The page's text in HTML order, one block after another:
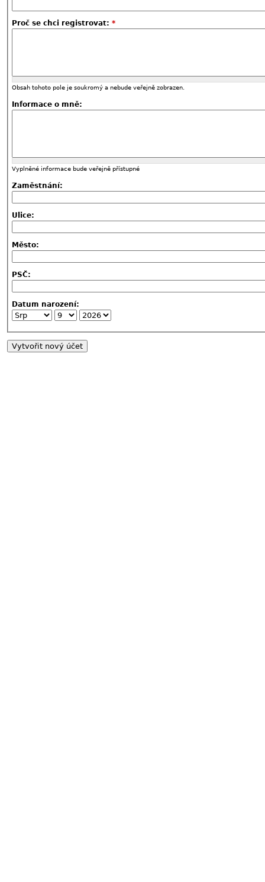
Proč se chci registrovat: *
Obsah tohoto pole je soukromý a nebude veřejně zobrazen.
Informace o mně:
Vyplněné informace bude veřejně přístupné
Zaměstnání:
Ulice:
Město:
PSČ:
Datum narození: